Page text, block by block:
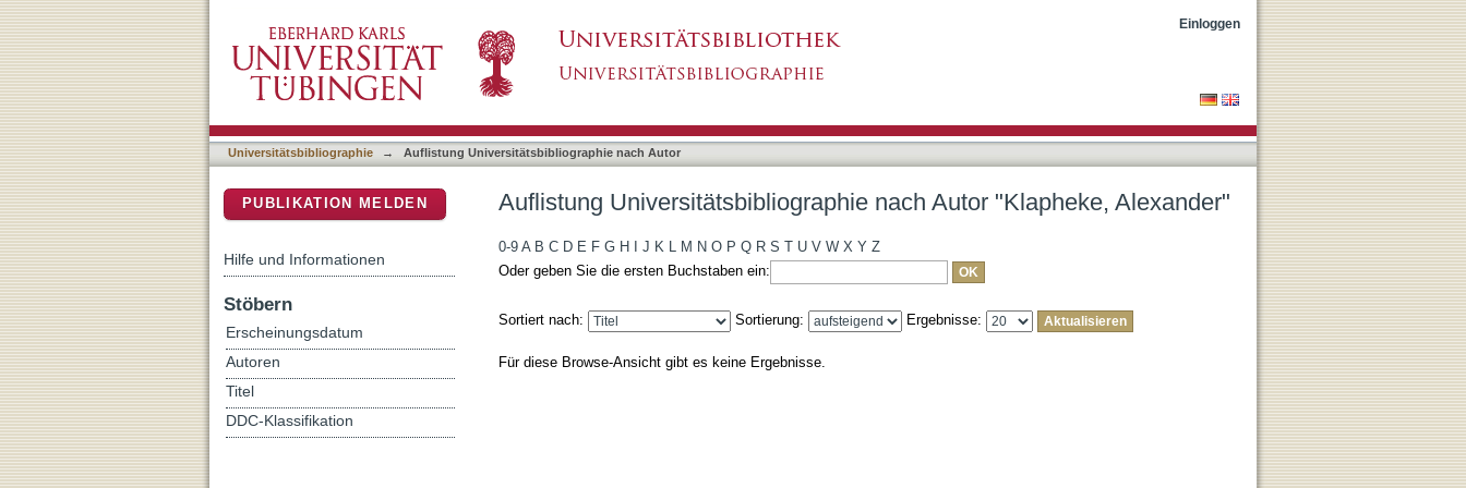
Einloggen
Universitätsbibliographie → Auflistung Universitätsbibliographie nach Autor
Auflistung Universitätsbibliographie nach Autor "Klapheke, Alexander"
0-9 A B C D E F G H J K L M N O P Q R S T U V W X Y Z
Oder geben Sie die ersten Buchstaben ein:
Sortiert nach: Sortierung: Ergebnisse:
Für diese Browse-Ansicht gibt es keine Ergebnisse.
PUBLIKATION MELDEN
Hilfe und Informationen
Stöbern
Erscheinungsdatum
Autoren
Titel
DDC-Klassifikation